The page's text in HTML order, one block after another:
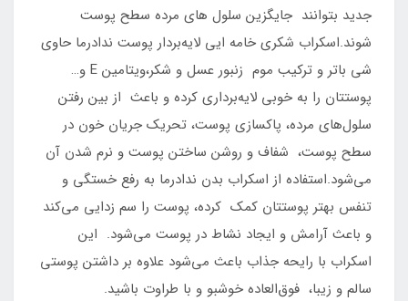
جدید بتوانند جایگزین سلول های مرده سطح پوست
شوند.اسکراب شکری خامه ایی لایه‌بردار پوست ندادرما حاوی
شی باتر و ترکیب موم زنبور عسل و شکر،ویتامین E و…
پوستتان را به خوبی لایه‌برداری کرده و باعث از بین رفتن
سلول‌های مرده، پاکسازی پوست، تحریک جریان خون در
سطح پوست، شفاف و روشن ساختن پوست و نرم شدن آن
می‌شود.استفاده از اسکراب بدن ندادرما به رفع خستگی و
تنفس بهتر پوستتان کمک کرده، پوست را سم‌ زدایی می‌کند
و باعث آرامش و ایجاد نشاط در پوست می‌شود. این
اسکراب با رایحه جذاب باعث می‌شود علاوه بر داشتن پوستی
سالم و زیبا، فوق‌العاده خوشبو و با طراوت باشید.